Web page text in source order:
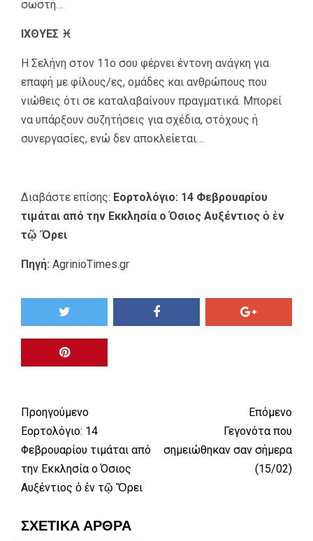
σωστή…
ΙΧΘΥΕΣ ♓
Η Σελήνη στον 11ο σου φέρνει έντονη ανάγκη για
επαφή με φίλους/ες, ομάδες και ανθρώπους που
νιώθεις ότι σε καταλαβαίνουν πραγματικά. Μπορεί
να υπάρξουν συζητήσεις για σχέδια, στόχους ή
συνεργασίες, ενώ δεν αποκλείεται…
Διαβάστε επίσης: Εορτολόγιο: 14 Φεβρουαρίου
τιμάται από την Εκκλησία ο Όσιος Αυξέντιος ὁ ἐν
τῷ Ὄρει
Πηγή: AgrinioTimes.gr
Προηγούμενο
Εορτολόγιο: 14
Φεβρουαρίου τιμάται από
την Εκκλησία ο Όσιος
Αυξέντιος ὁ ἐν τῷ Ὄρει
Επόμενο
Γεγονότα που
σημειώθηκαν σαν σήμερα
(15/02)
ΣΧΕΤΙΚΆ ΆΡΘΡΑ